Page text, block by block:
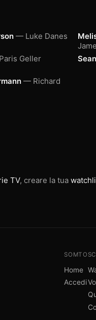
— Luke Danes
Geller
— Richard
TV, creare la tua
SOMTO
Home
Accedi